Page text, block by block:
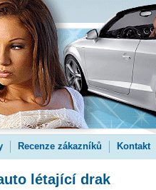
Recenze zákazníků Kontakt
létající drak